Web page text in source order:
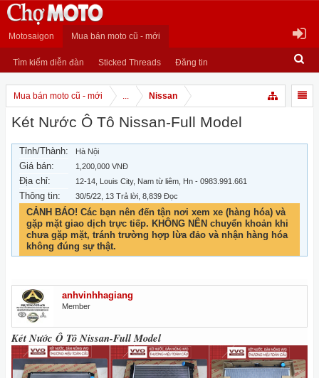
Motosaigon Mua bán moto cũ - mới
Tìm kiếm diễn đàn Sticked Threads Đăng tin
Mua bán moto cũ - mới ... Nissan
Két Nước Ô Tô Nissan-Full Model
Tỉnh/Thành: Hà Nội
Giá bán: 1,200,000 VNĐ
Địa chỉ: 12-14, Louis City, Nam từ liêm, Hn - 0983.991.661
Thông tin: 30/5/22 , 13 Trả lời, 8,839 Đọc
CẢNH BÁO! Các bạn nên đến tận nơi xem xe (hàng hóa) và
gặp mặt giao dịch trực tiếp. KHÔNG NÊN chuyển khoản khi
chưa gặp mặt, tránh trường hợp lừa đảo và nhận hàng hóa
không đúng sự thật.
anhvinhhagiang
Member
Két Nước Ô Tô Nissan-Full Model